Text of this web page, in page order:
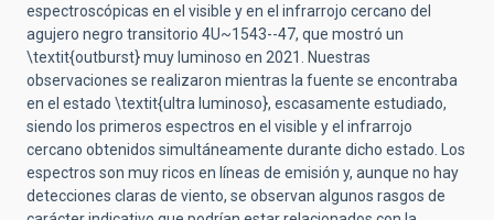
espectroscópicas en el visible y en el infrarrojo cercano del
agujero negro transitorio 4U~1543--47, que mostró un
\textit{outburst} muy luminoso en 2021. Nuestras
observaciones se realizaron mientras la fuente se encontraba
en el estado \textit{ultra luminoso}, escasamente estudiado,
siendo los primeros espectros en el visible y el infrarrojo
cercano obtenidos simultáneamente durante dicho estado. Los
espectros son muy ricos en líneas de emisión y, aunque no hay
detecciones claras de viento, se observan algunos rasgos de